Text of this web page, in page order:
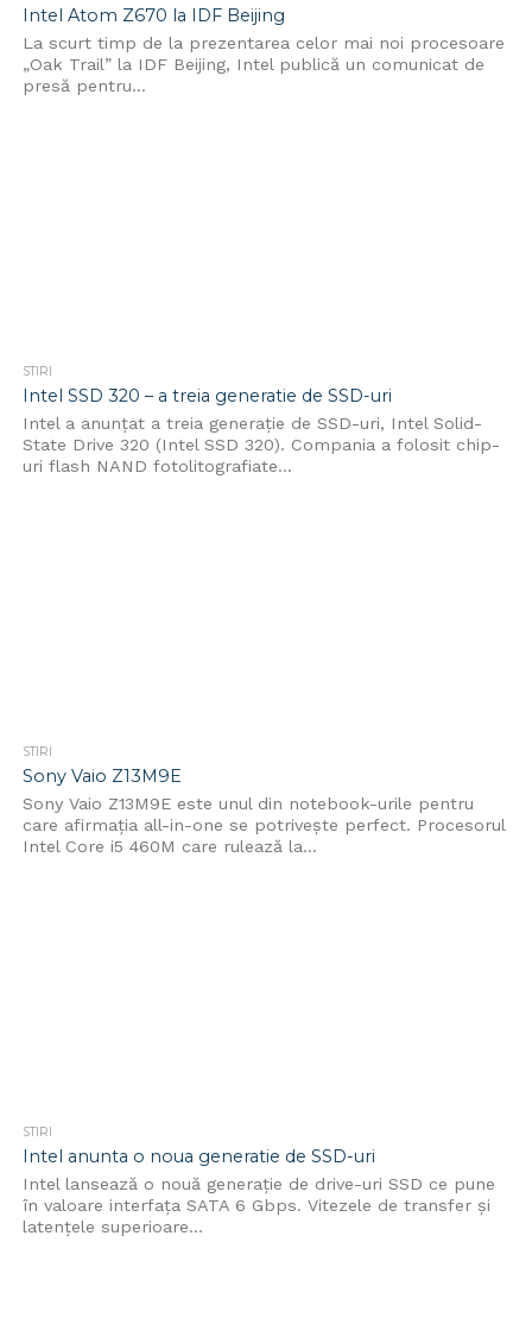
Intel Atom Z670 la IDF Beijing
La scurt timp de la prezentarea celor mai noi procesoare
„Oak Trail” la IDF Beijing, Intel publică un comunicat de
presă pentru...
STIRI
Intel SSD 320 – a treia generatie de SSD-uri
Intel a anunțat a treia generaţie de SSD-uri, Intel Solid-
State Drive 320 (Intel SSD 320). Compania a folosit chip-
uri flash NAND fotolitografiate...
STIRI
Sony Vaio Z13M9E
Sony Vaio Z13M9E este unul din notebook-urile pentru
care afirmația all-in-one se potrivește perfect. Procesorul
Intel Core i5 460M care rulează la...
STIRI
Intel anunta o noua generatie de SSD-uri
Intel lansează o nouă generație de drive-uri SSD ce pune
în valoare interfața SATA 6 Gbps. Vitezele de transfer și
latențele superioare...